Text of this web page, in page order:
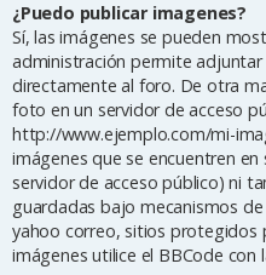
¿Puedo publicar imagenes?
Sí, las imágenes se pueden
administración permite
directamente al foro. De otra
foto en un servidor de acceso
http://www.ejemplo.com/mi-
imágenes que se encuentren en
servidor de acceso público) ni
guardadas bajo mecanismos
yahoo correo, sitios protegidos
imágenes utilice el BBCode con